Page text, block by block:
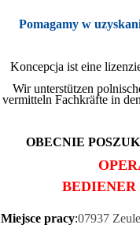
Pomagamy w
Koncepcja ist eine
Wir unterstützen
vermitteln Fachkräfte in
OBECNIE
Miejsce pracy:07937